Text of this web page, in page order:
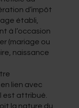
d’impôt
établi,
à l’occasion
(mariage ou
naissance
lien avec
est attribué.
la nature du